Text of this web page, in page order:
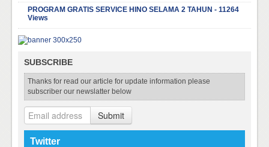
PROGRAM GRATIS SERVICE HINO SELAMA 2 TAHUN - 11264
Views
SUBSCRIBE
Thanks for read our article for update information please
subscriber our newslatter below
Submit
Twitter